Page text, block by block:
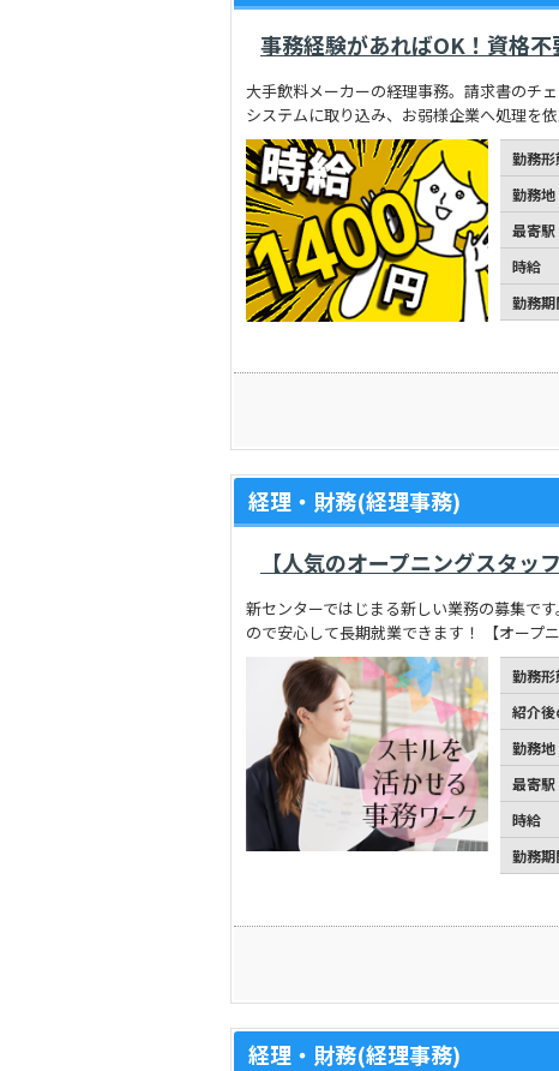
事務経験があればOK！資格
大手飲料メーカーの経理事務。請求書のチ
システムに取り込み、お弱様企業へ処理を
勤務形
勤務地
最寄駅
時給
勤務期
経理・財務(経理事務)
【人気のオープニングスタッ
新センターではじまる新しい業務の募集で
ので安心して長期就業できます！ 【オープ
勤務形
紹介
勤務地
最寄駅
時給
勤務期
経理・財務(経理事務)